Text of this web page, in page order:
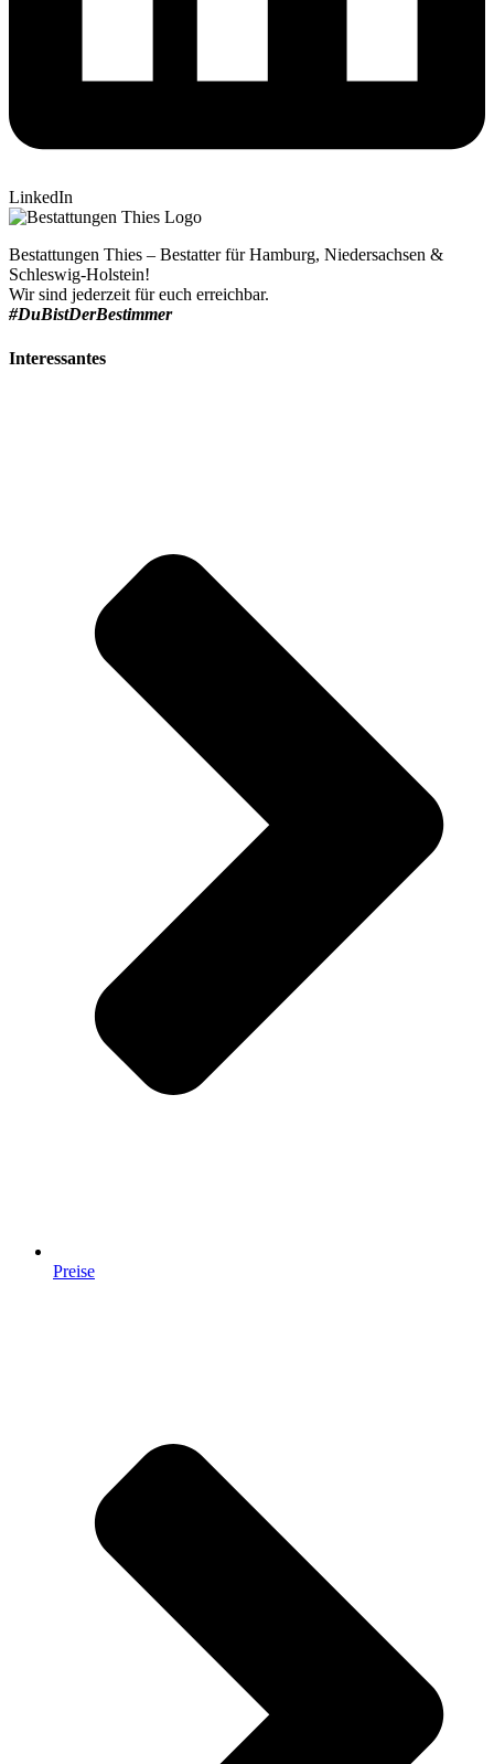
LinkedIn
Bestattungen Thies – Bestatter für Hamburg, Niedersachsen &
Schleswig-Holstein!
Wir sind jederzeit für euch erreichbar.
#DuBistDerBestimmer
Interessantes
Preise